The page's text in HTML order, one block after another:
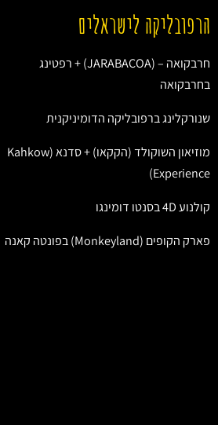
הרפובליקה לישראלים
חרבקואה – (JARABACOA) + רפטינג
בחרבקואה
שנורקלינג ברפובליקה הדומיניקנית
מוזיאון השוקולד (הקקאו) + סדנא (Kahkow
Experience)
קולנוע 4D בסנטו דומינגו
פארק הקופים (Monkeyland) בפונטה קאנה